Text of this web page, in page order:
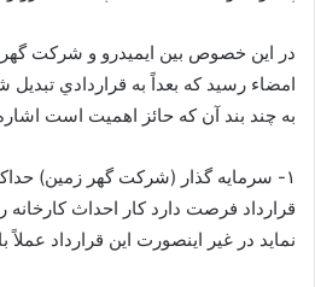
در اين خصوص بين ايميدرو و شرکت گهر
امضاء رسيد که بعداً به قراردادي
به چند بند آن که حائز اهميت است
قرارداد فرصت دارد کار احداث
نمايد در غير اينصورت اين قرارداد